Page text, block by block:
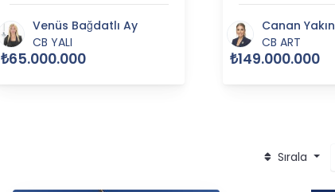
Venüs Bağdatlı Ay
CB YALI
₺65.000.000
Canan Yakın
CB ART
₺149.000.000
Sırala